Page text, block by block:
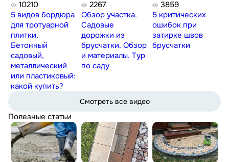
10210
5 видов бордюра
для тротуарной
плитки.
Бетонный
садовый,
металлический
или пластиковый:
какой купить?
2267
Обзор участка.
Садовые
дорожки из
брусчатки. Обзор
и материалы. Тур
по саду
3859
5 критических
ошибок при
затирке швов
брусчатки
Смотреть все видео
Полезные статьи